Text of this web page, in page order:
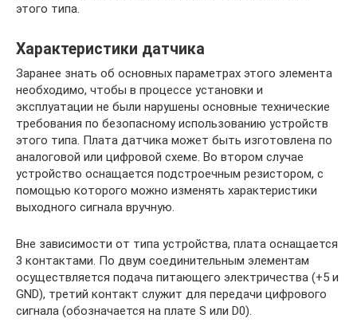
этого типа.
Характеристики датчика
Заранее знать об основных параметрах этого элемента
необходимо, чтобы в процессе установки и
эксплуатации не были нарушены основные технические
требования по безопасному использованию устройств
этого типа. Плата датчика может быть изготовлена по
аналоговой или цифровой схеме. Во втором случае
устройство оснащается подстроечным резистором, с
помощью которого можно изменять характеристики
выходного сигнала вручную.
Вне зависимости от типа устройства, плата оснащается
3 контактами. По двум соединительным элементам
осуществляется подача питающего электричества (+5 и
GND), третий контакт служит для передачи цифрового
сигнала (обозначается на плате S или D0).